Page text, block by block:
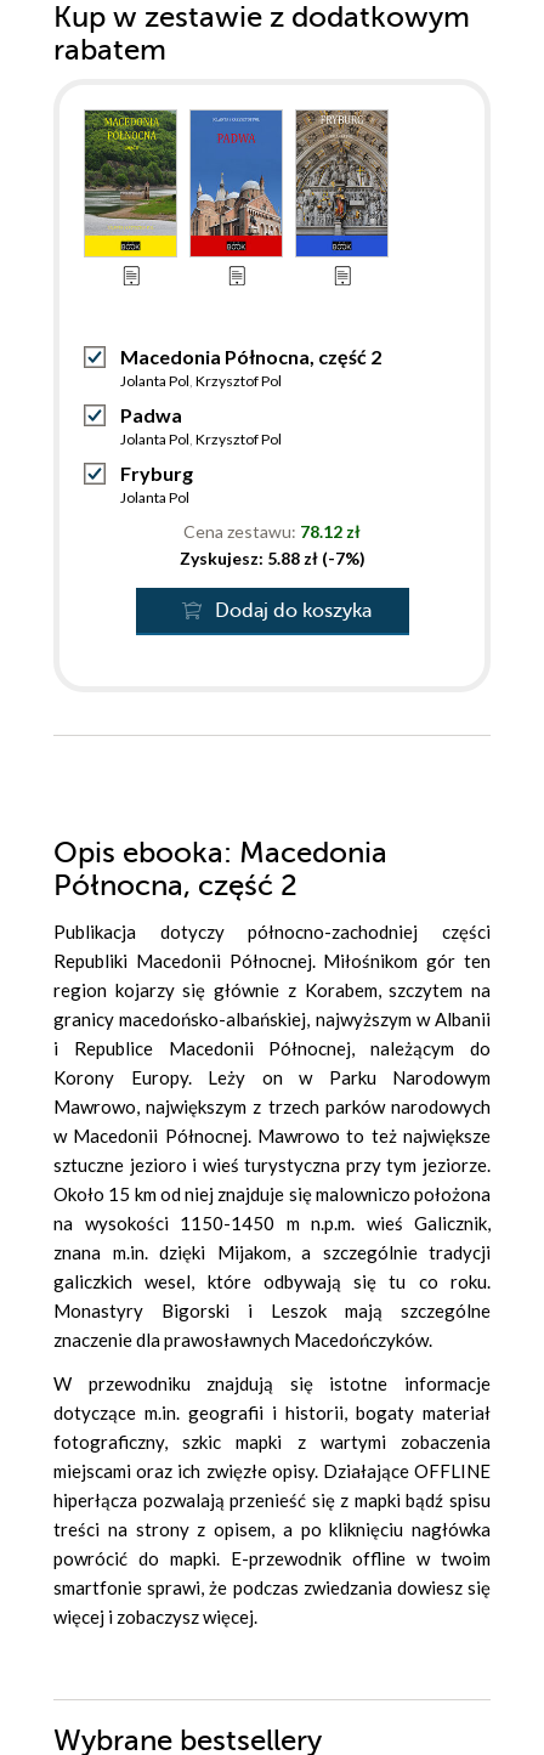
Kup w zestawie z dodatkowym
rabatem
Macedonia Północna, część 2
Jolanta Pol, Krzysztof Pol
Padwa
Jolanta Pol, Krzysztof Pol
Fryburg
Jolanta Pol
Cena zestawu: 78.12 zł
Zyskujesz: 5.88 zł (-7%)
Dodaj do koszyka
Opis ebooka: Macedonia
Północna, część 2
Publikacja dotyczy północno-zachodniej części
Republiki Macedonii Północnej. Miłośnikom gór ten
region kojarzy się głównie z Korabem, szczytem na
granicy macedońsko-albańskiej, najwyższym w Albanii
i Republice Macedonii Północnej, należącym do
Korony Europy. Leży on w Parku Narodowym
Mawrowo, największym z trzech parków narodowych
w Macedonii Północnej. Mawrowo to też największe
sztuczne jezioro i wieś turystyczna przy tym jeziorze.
Około 15 km od niej znajduje się malowniczo położona
na wysokości 1150-1450 m n.p.m. wieś Galicznik,
znana m.in. dzięki Mijakom, a szczególnie tradycji
galiczkich wesel, które odbywają się tu co roku.
Monastyry Bigorski i Leszok mają szczególne
znaczenie dla prawosławnych Macedończyków.
W przewodniku znajdują się istotne informacje
dotyczące m.in. geografii i historii, bogaty materiał
fotograficzny, szkic mapki z wartymi zobaczenia
miejscami oraz ich zwięzłe opisy. Działające OFFLINE
hiperłącza pozwalają przenieść się z mapki bądź spisu
treści na strony z opisem, a po kliknięciu nagłówka
powrócić do mapki. E-przewodnik offline w twoim
smartfonie sprawi, że podczas zwiedzania dowiesz się
więcej i zobaczysz więcej.
Wybrane bestsellery